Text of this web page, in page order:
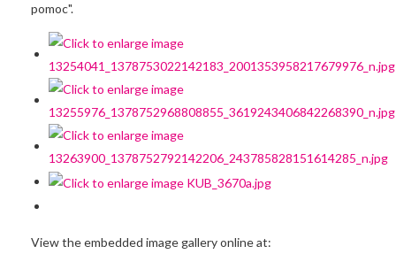
pomoc".
View the embedded image gallery online at: